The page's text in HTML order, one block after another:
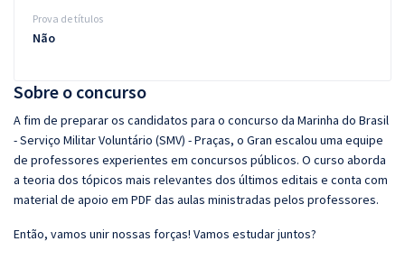
Sobre o concurso
A fim de preparar os candidatos para o concurso da Marinha do Brasil
- Serviço Militar Voluntário (SMV) - Praças, o Gran escalou uma equipe
de professores experientes em concursos públicos. O curso aborda
a teoria dos tópicos mais relevantes dos últimos editais e conta com
material de apoio em PDF das aulas ministradas pelos professores.
Então, vamos unir nossas forças! Vamos estudar juntos?
Prova de títulos
Não